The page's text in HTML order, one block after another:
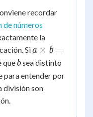
recordar
números
la
Sia
\times
b = c
a × b =
queb
bsea distinto
para entender por
división son